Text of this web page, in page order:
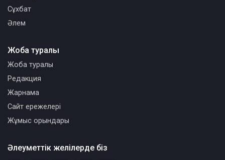
Әлеуметтік желілерде біз
Сұхбат
Әлем
Жоба туралы
Жоба туралы
Редакция
Жарнама
Сайт ережелері
Жұмыс орындары